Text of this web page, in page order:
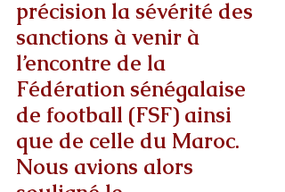
précision la sévérité des
sanctions à venir à
l’encontre de la
Fédération sénégalaise
de football (FSF) ainsi
que de celle du Maroc.
Nous avions alors